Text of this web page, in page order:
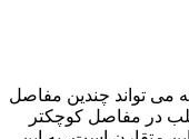
می تواند چندین مفاصل
در مفاصل کوچکتر